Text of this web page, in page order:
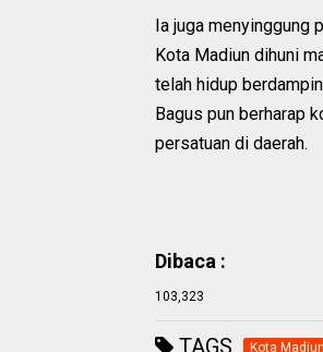
Ia juga menyinggung
Kota Madiun dihuni
telah hidup
Bagus pun berharap
persatuan di daerah.
Dibaca :
103,323
TAGS Kota Madiun